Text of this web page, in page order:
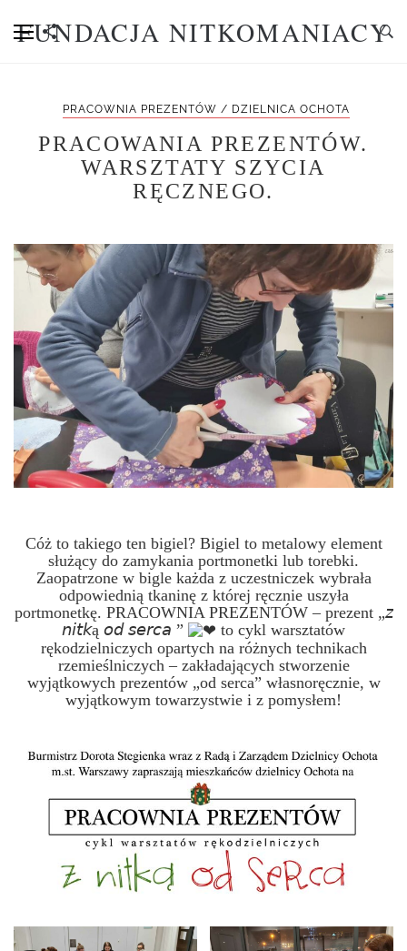
FUNDACJA NITKOMANIACY
PRACOWNIA PREZENTÓW / DZIELNICA OCHOTA
PRACOWANIA PREZENTÓW.
WARSZTATY SZYCIA
RĘCZNEGO.
Cóż to takiego ten bigiel? Bigiel to metalowy element
służący do zamykania portmonetki lub torebki.
Zaopatrzone w bigle każda z uczestniczek wybrała
odpowiednią tkaninę z której ręcznie uszyła
portmonetkę. PRACOWNIA PREZENTÓW – prezent „𝘻
𝘯𝘪𝘵𝘬ą 𝘰𝘥 𝘴𝘦𝘳𝘤𝘢 ”
to cykl warsztatów
rękodzielniczych opartych na różnych technikach
rzemieślniczych – zakładających stworzenie
wyjątkowych prezentów „od serca” własnoręcznie, w
wyjątkowym towarzystwie i z pomysłem!